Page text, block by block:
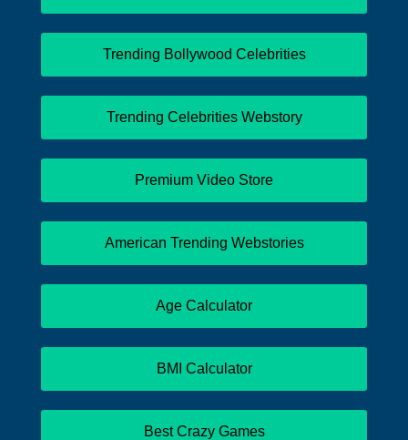
Trending Bollywood Celebrities
Trending Celebrities Webstory
Premium Video Store
American Trending Webstories
Age Calculator
BMI Calculator
Best Crazy Games